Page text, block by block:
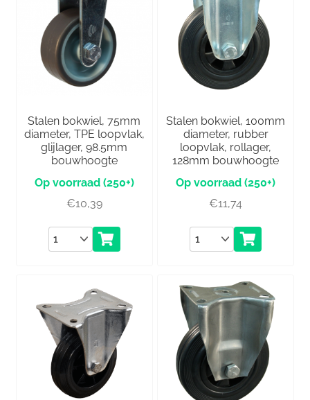
Stalen bokwiel, 75mm
diameter, TPE loopvlak,
glijlager, 98.5mm
bouwhoogte
(250+)
€10,39
Aantal
Stalen bokwiel, 100mm
diameter, rubber
loopvlak, rollager,
128mm bouwhoogte
(250+)
€11,74
Aantal